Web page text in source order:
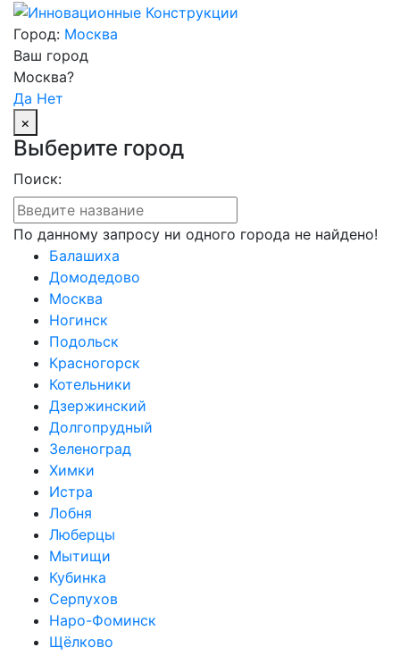
Город: Москва
Ваш город
Москва?
Да Нет
×
Выберите город
Поиск:
По данному запросу ни одного города не найдено!
Балашиха
Домодедово
Москва
Ногинск
Подольск
Красногорск
Котельники
Дзержинский
Долгопрудный
Зеленоград
Химки
Истра
Лобня
Люберцы
Мытищи
Кубинка
Серпухов
Наро-Фоминск
Щёлково